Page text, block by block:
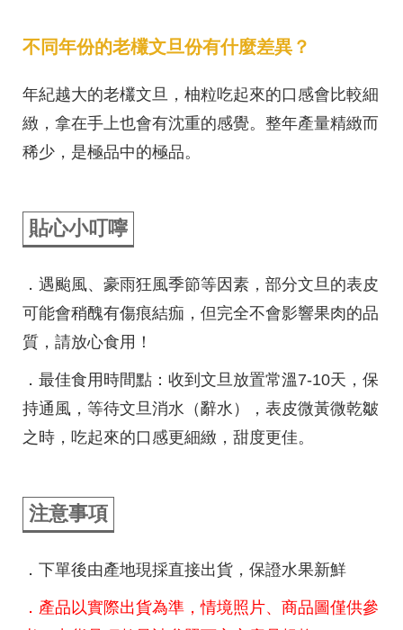
不同年份的老欉文旦份有什麼差異？
年紀越大的老欉文旦，柚粒吃起來的口感會比較細
緻，拿在手上也會有沈重的感覺。整年產量精緻而
稀少，是極品中的極品。
貼心小叮嚀
．遇颱風、豪雨狂風季節等因素，部分文旦的表皮
可能會稍醜有傷痕結痂，但完全不會影響果肉的品
質，請放心食用！
．最佳食用時間點：收到文旦放置常溫7-10天，保
持通風，等待文旦消水（辭水），表皮微黃微乾皺
之時，吃起來的口感更細緻，甜度更佳。
注意事項
．下單後由產地現採直接出貨，保證水果新鮮
．產品以實際出貨為準，情境照片、商品圖僅供參